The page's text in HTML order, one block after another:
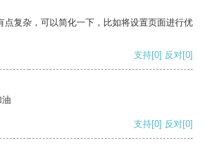
点复杂，可以简化一下，比如将设置页面进行优
支持[0] 反对[0]
支持[0] 反对[0]